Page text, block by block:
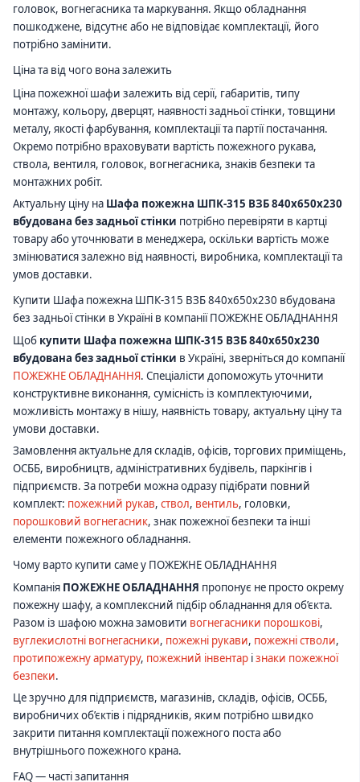
головок, вогнегасника та маркування. Якщо обладнання
пошкоджене, відсутнє або не відповідає комплектації, його
потрібно замінити.
Ціна та від чого вона залежить
Ціна пожежної шафи залежить від серії, габаритів, типу
монтажу, кольору, дверцят, наявності задньої стінки, товщини
металу, якості фарбування, комплектації та партії постачання.
Окремо потрібно враховувати вартість пожежного рукава,
ствола, вентиля, головок, вогнегасника, знаків безпеки та
монтажних робіт.
Актуальну ціну на Шафа пожежна ШПК-315 ВЗБ 840х650х230
вбудована без задньої стінки потрібно перевіряти в картці
товару або уточнювати в менеджера, оскільки вартість може
змінюватися залежно від наявності, виробника, комплектації та
умов доставки.
Купити Шафа пожежна ШПК-315 ВЗБ 840х650х230 вбудована
без задньої стінки в Україні в компанії ПОЖЕЖНЕ ОБЛАДНАННЯ
Щоб купити Шафа пожежна ШПК-315 ВЗБ 840х650х230
вбудована без задньої стінки в Україні, зверніться до компанії
ПОЖЕЖНЕ ОБЛАДНАННЯ. Спеціалісти допоможуть уточнити
конструктивне виконання, сумісність із комплектуючими,
можливість монтажу в нішу, наявність товару, актуальну ціну та
умови доставки.
Замовлення актуальне для складів, офісів, торгових приміщень,
ОСББ, виробництв, адміністративних будівель, паркінгів і
підприємств. За потреби можна одразу підібрати повний
комплект: пожежний рукав, ствол, вентиль, головки,
порошковий вогнегасник, знак пожежної безпеки та інші
елементи пожежного обладнання.
Чому варто купити саме у ПОЖЕЖНЕ ОБЛАДНАННЯ
Компанія ПОЖЕЖНЕ ОБЛАДНАННЯ пропонує не просто окрему
пожежну шафу, а комплексний підбір обладнання для об’єкта.
Разом із шафою можна замовити вогнегасники порошкові,
вуглекислотні вогнегасники, пожежні рукави, пожежні стволи,
протипожежну арматуру, пожежний інвентар ізнаки пожежної
безпеки.
Це зручно для підприємств, магазинів, складів, офісів, ОСББ,
виробничих об’єктів і підрядників, яким потрібно швидко
закрити питання комплектації пожежного поста або
внутрішнього пожежного крана.
FAQ — часті запитання